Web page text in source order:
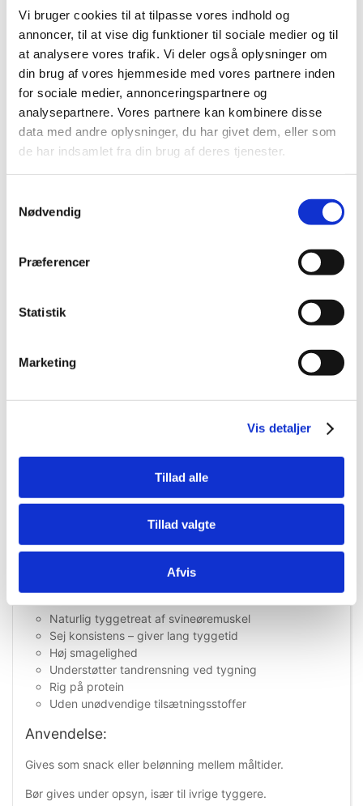
Vi bruger cookies til at tilpasse vores indhold og
annoncer, til at vise dig funktioner til sociale medier og til
at analysere vores trafik. Vi deler også oplysninger om
din brug af vores hjemmeside med vores partnere inden
for sociale medier, annonceringspartnere og
analysepartnere. Vores partnere kan kombinere disse
data med andre oplysninger, du har givet dem, eller som
de har indsamlet fra din brug af deres tjenester.
Nødvendig
Præferencer
Statistik
Marketing
Vis detaljer
Tillad alle
Tillad valgte
Afvis
På lager På lager
Information Specifikationer
Snack'it griseinderører er en naturlig og ekstra sej
kendt som griseøremuskel. Denne type snack er særligt
populær blandt hunde, der elsker langvarig tyggeaktivitet
Den seje konsistens gør griseinderører ideelle til at
stimulere hundens naturlige tyggeinstinkt, samtidig med at
tygningen kan bidrage til at reducere plak og understøtte
energirig godbid, der egner sig godt som forkælelse eller
Produktet er et naturligt fodermiddel uden unødvendige
tilsætningsstoffer, hvilket gør det til et oplagt valg for
Fordele ved Snack'it Griseinderører:
Naturlig tyggetreat af svineøremuskel
Sej konsistens – giver lang tyggetid
Høj smagelighed
Understøtter tandrensning ved tygning
Rig på protein
Uden unødvendige tilsætningsstoffer
Anvendelse:
Gives som snack eller belønning mellem måltider.
Bør gives under opsyn, især til ivrige tyggere.